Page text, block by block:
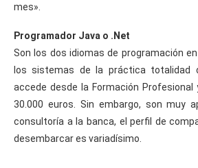
mes».
Programador Java o .Net
Son los dos idiomas de programación
los sistemas de la práctica totalidad
accede desde la Formación Profesional
30.000 euros. Sin embargo, son muy
consultoría a la banca, el perfil de
desembarcar es variadísimo.